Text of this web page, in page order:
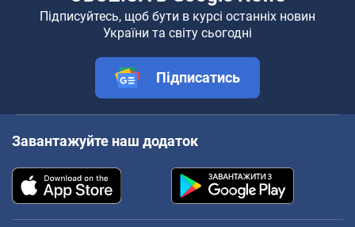
Підписуйтесь, щоб бути в курсі останніх новин
України та світу сьогодні
Підписатись
Завантажуйте наш додаток